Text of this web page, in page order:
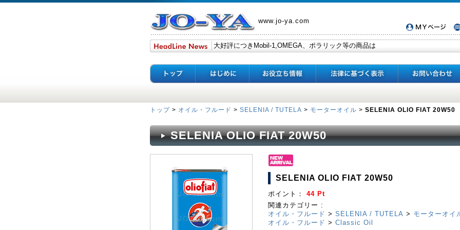
www.jo-ya.com
トップ > オイル・フルード > SELENIA / TUTELA > モーターオイル > SELENIA OLIO FIAT 20W50
SELENIA OLIO FIAT 20W50
SELENIA OLIO FIAT 20W50
ポイント： 44 Pt
関連カテゴリー :
オイル・フルード > SELENIA / TUTELA > モーターオイ
オイル・フルード > Classic Oil